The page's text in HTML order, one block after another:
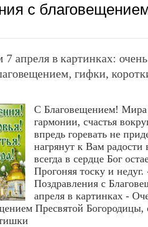
с
апреля в картинках:
гифки,
С Благовещением!
гармонии, счастья
впредь горевать не
нагрянут к Вам радости
всегда в сердце Бог
Прогоняя тоску и недуг.
Поздравления с
апреля в картинках -
Пресвятой Богородицы,